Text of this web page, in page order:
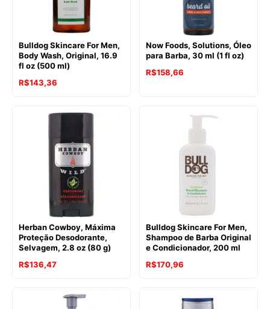
Bulldog Skincare For Men,
Body Wash, Original, 16.9
fl oz (500 ml)
R$143,36
Now Foods, Solutions, Óleo
para Barba, 30 ml (1 fl oz)
R$158,66
Herban Cowboy, Máxima
Proteção Desodorante,
Selvagem, 2.8 oz (80 g)
R$136,47
Bulldog Skincare For Men,
Shampoo de Barba Original
e Condicionador, 200 ml
R$170,96